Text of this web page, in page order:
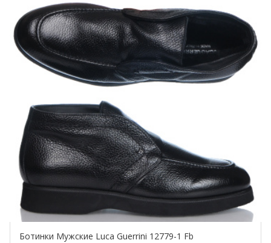
Ботинки Мужские Luca Guerrini 12779-1 Fb